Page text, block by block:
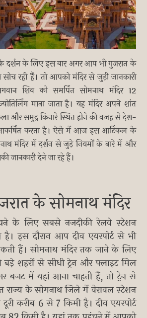
दर्शन के लिए इस बार अगर आप भी गुजरात के
रही हैं। तो आपको मंदिर से जुड़ी जानकारी
शिव को समर्पित सोमनाथ मंदिर 12
माना जाता है। यह मंदिर अपने शांत
और समुद्र किनारे स्थित होने की वजह से देश-
करता है। ऐसे में आज इस आर्टिकल के
मंदिर में दर्शन से जुड़े नियमों के बारे में और
जानकारी देने जा रहे हैं।
के सोमनाथ मंदिर
के लिए सबसे नजदीकी रेलवे स्टेशन
है। इस दौरान आप दीव एयरपोर्ट से भी
हैं। सोमनाथ मंदिर तक जाने के लिए
शहरों से सीधी ट्रेन और फ्लाइट मिल
बजट में यहां आना चाहती हैं, तो ट्रेन से
राज्य के सोमनाथ जिले में वेरावल स्टेशन
करीब 6 से 7 किमी है। दीव एयरपोर्ट